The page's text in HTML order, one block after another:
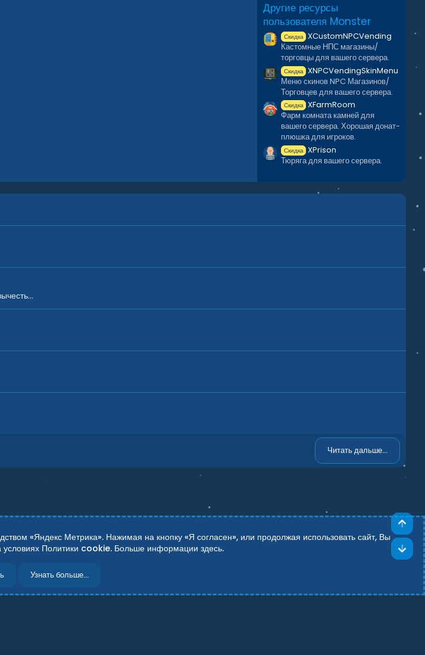
Другие ресурсы
пользователя Monster
Скидка XCustomNPCVending
Кастомные НПС магазины/
торговцы для вашего сервера.
Скидка XNPCVendingSkinMenu
Меню скинов NPC Магазинов/
Торговцев для вашего сервера.
Скидка XFarmRoom
Фарм комната камней для
вашего сервера. Хорошая донат-
плюшка для игроков.
Скидка XPrison
Тюряга для вашего сервера.
Читать дальше...
«Яндекс Метрика». Нажимая на кнопку «Я согласен», или продолжая использовать сайт, Вы
условиях Политики cookie. Больше информации здесь.
Узнать больше...